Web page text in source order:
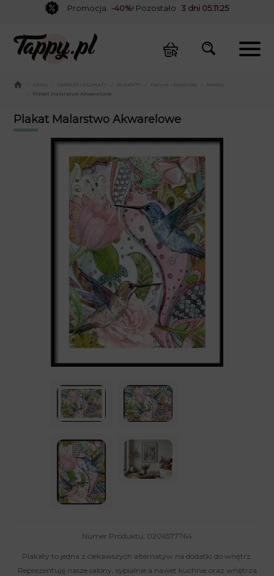
Promocja -40%! Pozostało 3 dni 05:11:24
Sklep OBRAZY i PLAKATY PLAKATY natura i botanika
kwiaty
Plakat Malarstwo Akwarelowe
Plakat Malarstwo Akwarelowe
Numer Produktu: 0206577764
Plakaty to jedna z ciekawszych alternatyw na dodatki do wnętrz.
Reprezentują nasze salony, sypialnie a nawet kuchnie oraz wnętrza